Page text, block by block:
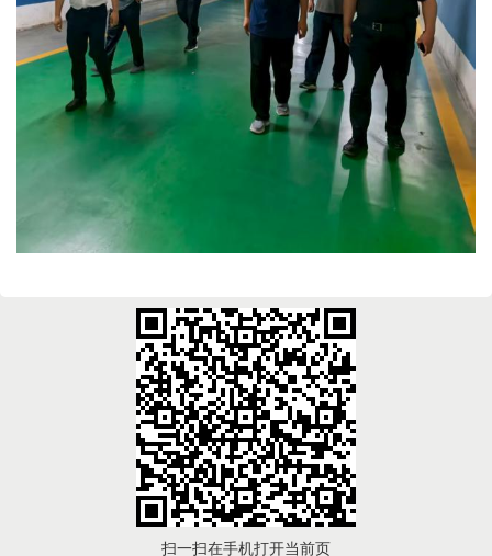
扫一扫在手机打开当前页